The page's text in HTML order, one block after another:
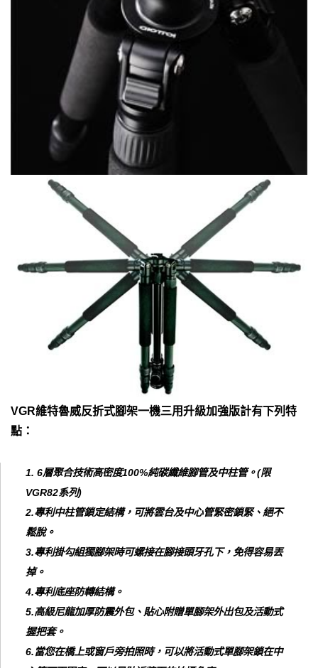
VGR維特魯威反折式腳架一機三用升級加強版計有下列特
點：
1. 6層聚合技術高密度100%純碳纖維腳管及中柱管。(限
VGR82系列)
2.專利中柱管鎖定結構，可將雲台及中心管緊密鎖緊、絕不
鬆脫。
3.專利掛勾組獨腳架時可螺接在腳接頭牙孔下，免得容易丟
掉。
4.專利底座防轉結構。
5.高級尼龍加厚防震外包、貼心附贈單腳架外出包及活動式
握把套。
6.當您在橋上或窗戶旁拍照時，可以將活動式單腳架鎖在中